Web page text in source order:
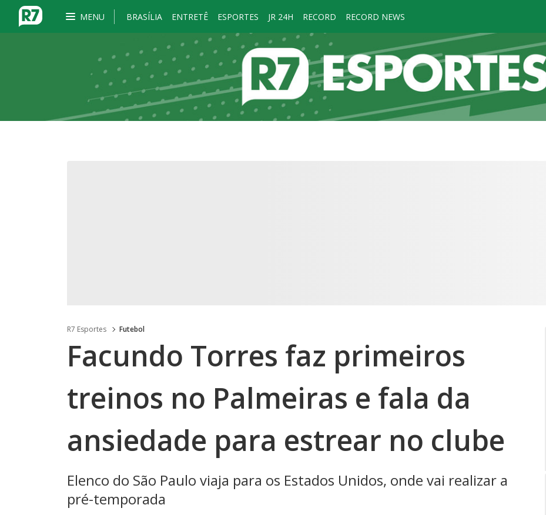
MENU BRASÍLIA ENTRETÊ ESPORTES JR 24H RECORD RECORD NEWS
R7 Esportes Futebol
Facundo Torres faz primeiros
treinos no Palmeiras e fala da
ansiedade para estrear no clube
Elenco do São Paulo viaja para os Estados Unidos, onde vai realizar a
pré-temporada